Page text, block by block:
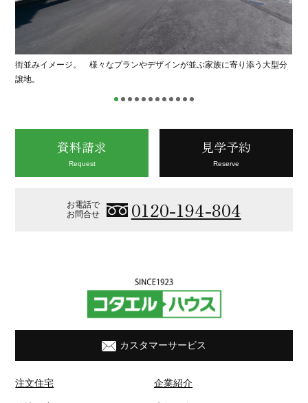
街並みイメージ。 様々なプランやデザインが並ぶ家族に寄り添う大型分
譲地。
資料請求
Request
見学予約
Reserve
お電話で
お問合せ
0120-194-804
カスタマーサービス
注文住宅 企業紹介